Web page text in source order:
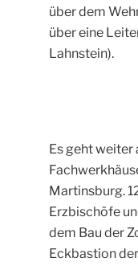
über dem
über eine
Lahnstein).
Es geht weiter
Martinsburg.
Erzbischöfe
dem Bau der
Eckbastion